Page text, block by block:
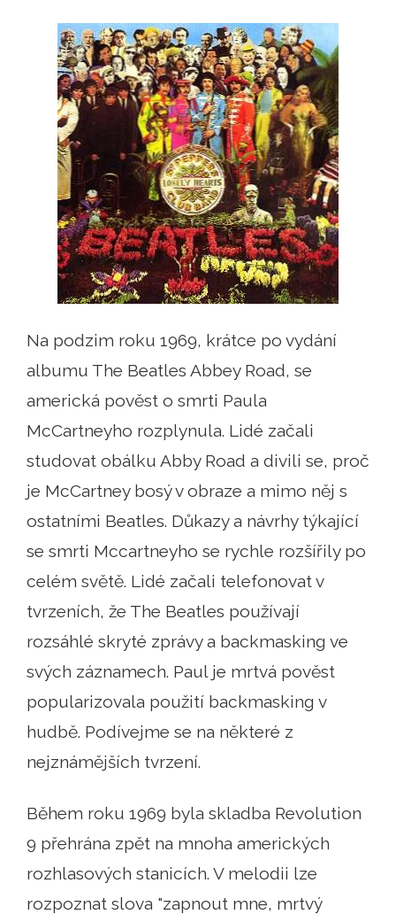
Na podzim roku 1969, krátce po vydání
albumu The Beatles Abbey Road, se
americká pověst o smrti Paula
McCartneyho rozplynula. Lidé začali
studovat obálku Abby Road a divili se, proč
je McCartney bosý v obraze a mimo něj s
ostatními Beatles. Důkazy a návrhy týkající
se smrti Mccartneyho se rychle rozšířily po
celém světě. Lidé začali telefonovat v
tvrzeních, že The Beatles používají
rozsáhlé skryté zprávy a backmasking ve
svých záznamech. Paul je mrtvá pověst
popularizovala použití backmasking v
hudbě. Podívejme se na některé z
nejznámějších tvrzení.
Během roku 1969 byla skladba Revolution
9 přehrána zpět na mnoha amerických
rozhlasových stanicích. V melodii lze
rozpoznat slova "zapnout mne, mrtvý